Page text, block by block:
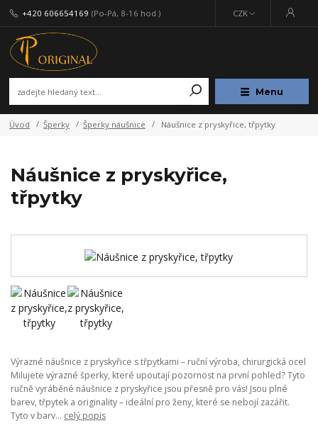
Menu
CZK
+420 606654169 (Po-Pá, 8-16 hod.)
Úvod Šperky Šperky náušnice Náušnice z pryskyřice, třpytky
Náušnice z pryskyřice,
třpytky
Výrazné náušnice z pryskyřice s třpytkami – ruční výroba, chirurgická ocel
Milujete výrazné šperky, které upoutají pozornost na první pohled? Tyto
ručně vyráběné náušnice z pryskyřice jsou přesně pro vás! Jsou plné
barev, třpytek a originality – ideální pro ženy, které se nebojí zazářit.
Tyto v barv... celý popis